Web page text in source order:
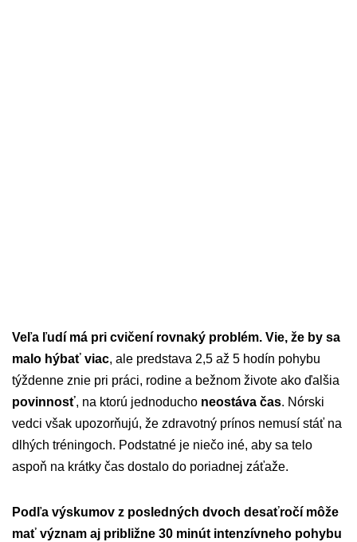
Veľa ľudí má pri cvičení rovnaký problém. Vie, že by sa
malo hýbať viac, ale predstava 2,5 až 5 hodín pohybu
týždenne znie pri práci, rodine a bežnom živote ako ďalšia
povinnosť, na ktorú jednoducho neostáva čas. Nórski
vedci však upozorňujú, že zdravotný prínos nemusí stáť na
dlhých tréningoch. Podstatné je niečo iné, aby sa telo
aspoň na krátky čas dostalo do poriadnej záťaže.
Podľa výskumov z posledných dvoch desaťročí môže
mať význam aj približne 30 minút intenzívneho pohybu